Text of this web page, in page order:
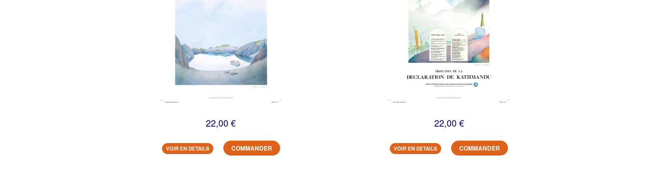
22,00 €
VOIR EN DETAILS COMMANDER
22,00 €
VOIR EN DETAILS COMMANDER